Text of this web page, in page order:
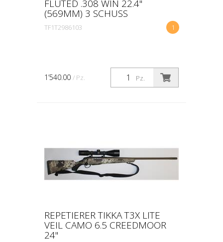
FLUTED .308 WIN 22.4"
(569MM) 3 SCHUSS
1
TF1T2986103
Pz.
1’540.00 / Pz.
REPETIERER TIKKA T3X LITE
VEIL CAMO 6.5 CREEDMOOR
24"